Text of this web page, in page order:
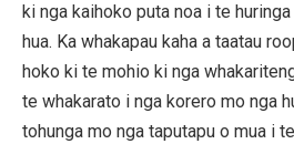
ki nga kaihoko puta noa i te
hua. Ka whakapau kaha a taatau
hoko ki te mohio ki nga
te whakarato i nga korero mo nga
tohunga mo nga taputapu o mua i